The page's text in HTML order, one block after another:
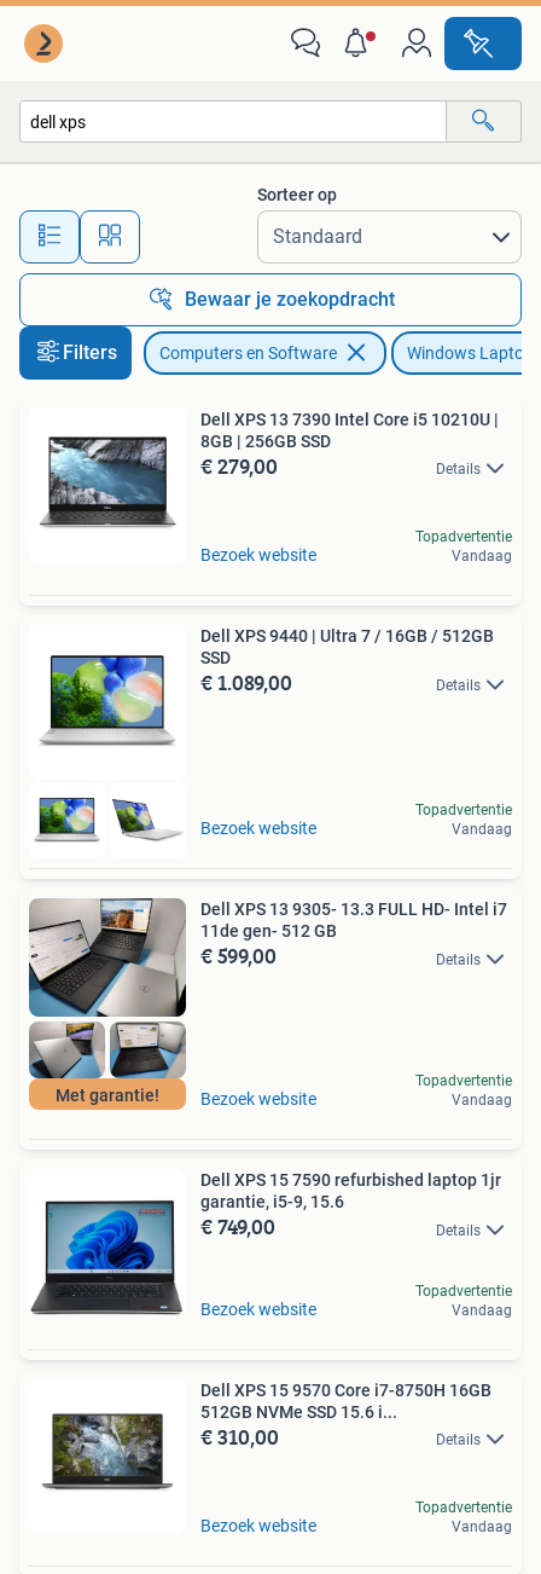
Alle afstanden…
Sorteer op
Bewaar je zoekopdracht
Filters Computers en Software Windows Laptops
Dell XPS 13 7390 Intel Core i5 10210U |
8GB | 256GB SSD
€ 279,00 Details
Bezoek website
Topadvertentie
Vandaag
Dell XPS 9440 | Ultra 7 / 16GB / 512GB
SSD
€ 1.089,00 Details
Bezoek website
Topadvertentie
Vandaag
Met garantie!
Dell XPS 13 9305- 13.3 FULL HD- Intel i7
11de gen- 512 GB
€ 599,00 Details
Bezoek website
Topadvertentie
Vandaag
Dell XPS 15 7590 refurbished laptop 1jr
garantie, i5-9, 15.6
€ 749,00 Details
Bezoek website
Topadvertentie
Vandaag
Dell XPS 15 9570 Core i7-8750H 16GB
512GB NVMe SSD 15.6 i...
€ 310,00 Details
Bezoek website
Topadvertentie
Vandaag